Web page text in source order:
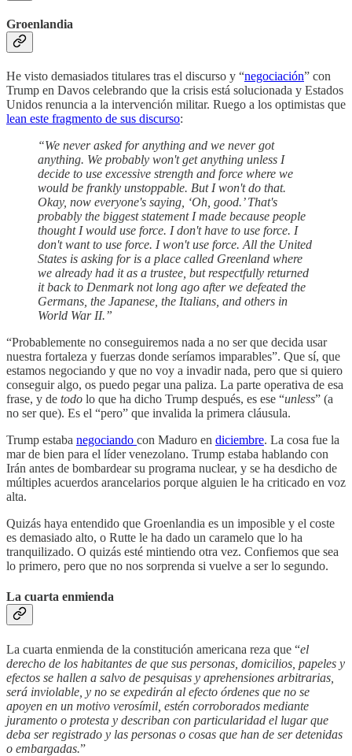
Groenlandia
He visto demasiados titulares tras el discurso y “negociación” con
Trump en Davos celebrando que la crisis está solucionada y Estados
Unidos renuncia a la intervención militar. Ruego a los optimistas que
lean este fragmento de sus discurso:
“We never asked for anything and we never got
anything. We probably won't get anything unless I
decide to use excessive strength and force where we
would be frankly unstoppable. But I won't do that.
Okay, now everyone's saying, ‘Oh, good.’ That's
probably the biggest statement I made because people
thought I would use force. I don't have to use force. I
don't want to use force. I won't use force. All the United
States is asking for is a place called Greenland where
we already had it as a trustee, but respectfully returned
it back to Denmark not long ago after we defeated the
Germans, the Japanese, the Italians, and others in
World War II.”
“Probablemente no conseguiremos nada a no ser que decida usar
nuestra fortaleza y fuerzas donde seríamos imparables”. Que sí, que
estamos negociando y que no voy a invadir nada, pero que si quiero
conseguir algo, os puedo pegar una paliza. La parte operativa de esa
frase, y de todo lo que ha dicho Trump después, es ese “unless” (a
no ser que). Es el “pero” que invalida la primera cláusula.
Trump estaba negociando con Maduro en diciembre. La cosa fue la
mar de bien para el líder venezolano. Trump estaba hablando con
Irán antes de bombardear su programa nuclear, y se ha desdicho de
múltiples acuerdos arancelarios porque alguien le ha criticado en voz
alta.
Quizás haya entendido que Groenlandia es un imposible y el coste
es demasiado alto, o Rutte le ha dado un caramelo que lo ha
tranquilizado. O quizás esté mintiendo otra vez. Confiemos que sea
lo primero, pero que no nos sorprenda si vuelve a ser lo segundo.
La cuarta enmienda
La cuarta enmienda de la constitución americana reza que “el
derecho de los habitantes de que sus personas, domicilios, papeles y
efectos se hallen a salvo de pesquisas y aprehensiones arbitrarias,
será inviolable, y no se expedirán al efecto órdenes que no se
apoyen en un motivo verosímil, estén corroborados mediante
juramento o protesta y describan con particularidad el lugar que
deba ser registrado y las personas o cosas que han de ser detenidas
o embargadas.”